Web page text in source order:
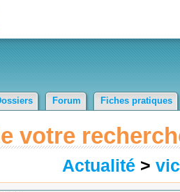
Forum Fiches pratiques
votre
Actualité >